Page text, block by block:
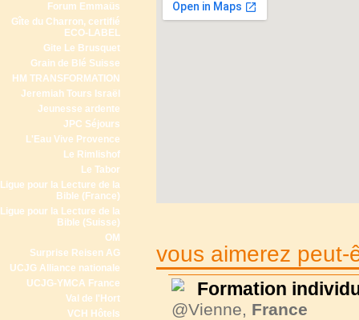
Forum Emmaüs
Gîte du Charron, certifié
ECO-LABEL
Gite Le Brusquet
Grain de Blé Suisse
HM TRANSFORMATION
Jeremiah Tours Israël
Jeunesse ardente
JPC Séjours
L'Eau Vive Provence
Le Rimlishof
Le Tabor
Ligue pour la Lecture de la
Bible (France)
Ligue pour la Lecture de la
Bible (Suisse)
OM
Surprise Reisen AG
UCJG Alliance nationale
UCJG-YMCA France
Val de l'Hort
VCH Hôtels
vous aimerez peut-
Formation
@Vienne, France